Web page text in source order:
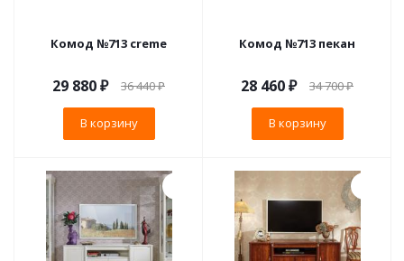
Комод №713 creme
29 880₽ 36 440₽
В корзину
Комод №713 пекан
28 460₽ 34 700₽
В корзину